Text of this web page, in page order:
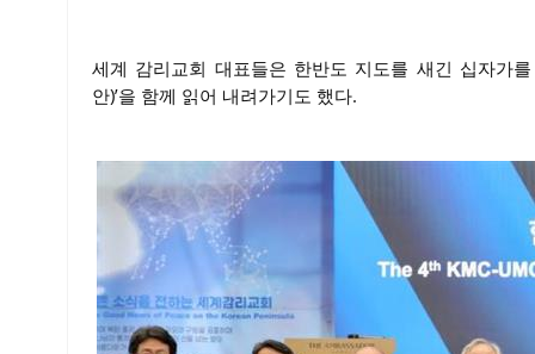
세계 감리교회 대표들은 한반도 지도를 새긴 십자가
안)’을 함께 읽어 내려가기도 했다.